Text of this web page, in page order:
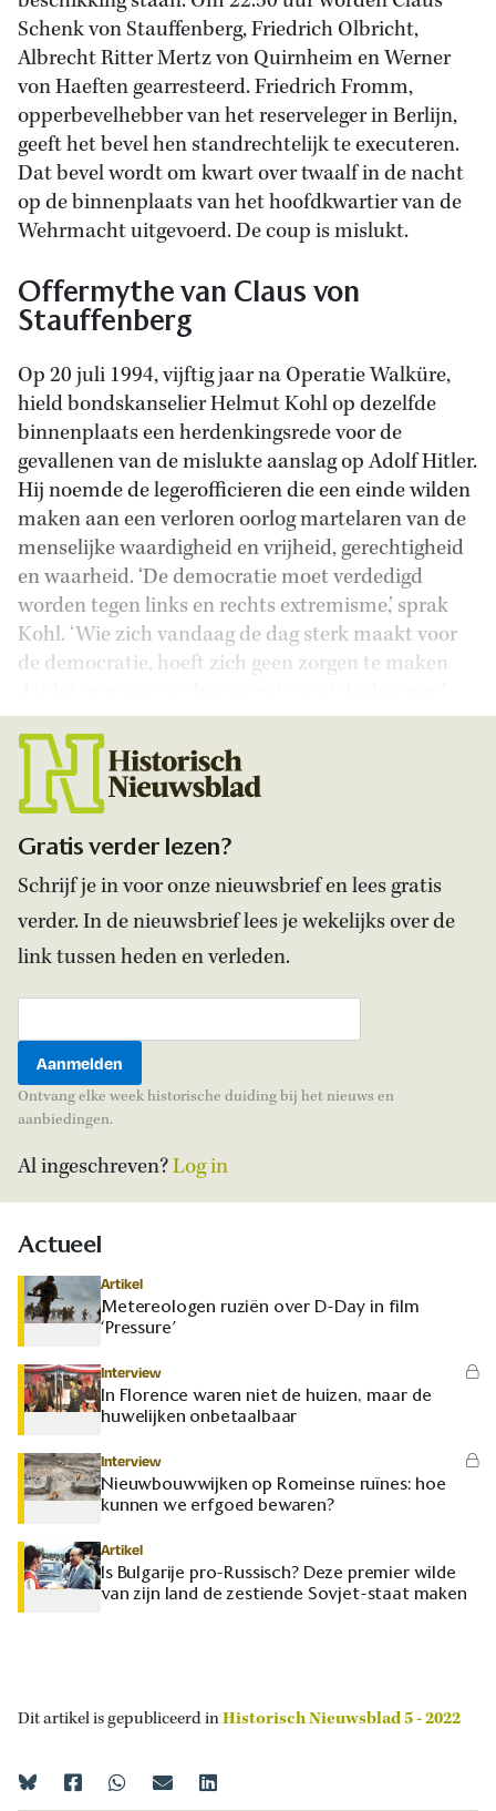
Schenk von Stauffenberg, Friedrich Olbricht,
Albrecht Ritter Mertz von Quirnheim en Werner
von Haeften gearresteerd. Friedrich Fromm,
opperbevelhebber van het reserveleger in Berlijn,
geeft het bevel hen standrechtelijk te executeren.
Dat bevel wordt om kwart over twaalf in de nacht
op de binnenplaats van het hoofdkwartier van de
Wehrmacht uitgevoerd. De coup is mislukt.
Offermythe van Claus von
Stauffenberg
Op 20 juli 1994, vijftig jaar na Operatie Walküre,
hield bondskanselier Helmut Kohl op dezelfde
binnenplaats een herdenkingsrede voor de
gevallenen van de mislukte aanslag op Adolf Hitler.
Hij noemde de legerofficieren die een einde wilden
maken aan een verloren oorlog martelaren van de
menselijke waardigheid en vrijheid, gerechtigheid
en waarheid. ‘De democratie moet verdedigd
worden tegen links en rechts extremisme,’ sprak
Kohl. ‘Wie zich vandaag de dag sterk maakt voor
de democratie, hoeft zich geen zorgen te maken
Gratis verder lezen?
Schrijf je in voor onze nieuwsbrief en lees gratis
verder. In de nieuwsbrief lees je wekelijks over de
link tussen heden en verleden.
Ontvang elke week historische duiding bij het nieuws en
aanbiedingen.
Al ingeschreven?Log in
Actueel
Artikel
Metereologen ruziën over D-Day in film
‘Pressure’
Interview
In Florence waren niet de huizen, maar de
huwelijken onbetaalbaar
Interview
Nieuwbouwwijken op Romeinse ruïnes: hoe
kunnen we erfgoed bewaren?
Artikel
Is Bulgarije pro-Russisch? Deze premier wilde
van zijn land de zestiende Sovjet-staat maken
Dit artikel is gepubliceerd inHistorisch Nieuwsblad 5 - 2022